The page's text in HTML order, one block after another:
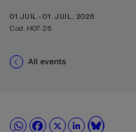
01.JUIL - 01. JUIL, 2026
Cod. H07-26
All events